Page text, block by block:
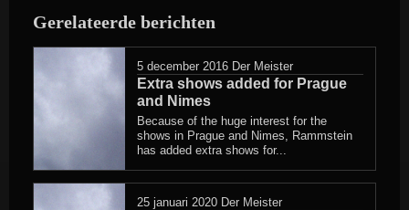
geplaatst
Gerelateerde berichten
5 december 2016 Der Meister
Extra shows added for Prague
and Nimes
Because of the huge interest for the
shows in Prague and Nimes, Rammstein
has added extra shows for...
25 januari 2020 Der Meister